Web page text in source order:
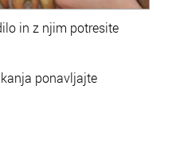
in z njim potresite
ponavljajte